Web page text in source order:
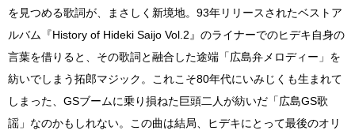
を見つめる歌詞が、まさしく新境地。93年リリースされたベストア
ルバム『History of Hideki Saijo Vol.2』のライナーでのヒデキ自身の
言葉を借りると、その歌詞と融合した途端「広島弁メロディー」を
紡いでしまう拓郎マジック。これこそ80年代にいみじくも生まれて
しまった、GSブームに乗り損ねた巨頭二人が紡いだ「広島GS歌
謡」なのかもしれない。この曲は結局、ヒデキにとって最後のオリ